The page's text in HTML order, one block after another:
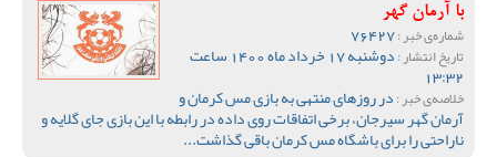
با آرمان گهر
شماره‌ی خبر :
تاریخ انتشار : دوشنبه 17 خرداد ماه 1400 ساعت
13:32
خلاصه‌ی خبر :در روزهای منتهی به بازی مس کرمان و
آرمان گهر سیرجان، برخی اتفاقات روی داده در رابطه با این بازی جای گلایه و
ناراحتی را برای باشگاه مس کرمان باقی گذاشت...